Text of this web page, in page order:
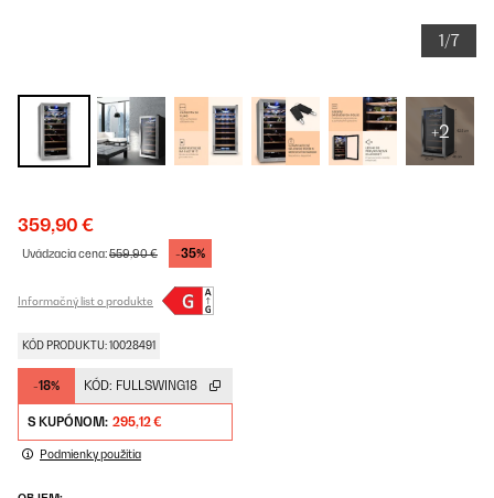
1/7
+2
359,90 €
Uvádzacia cena:559,90 € -35%
Informačný list o produkte
KÓD PRODUKTU: 10028491
-18% KÓD: FULLSWING18
S KUPÓNOM: 295,12 €
Podmienky použitia